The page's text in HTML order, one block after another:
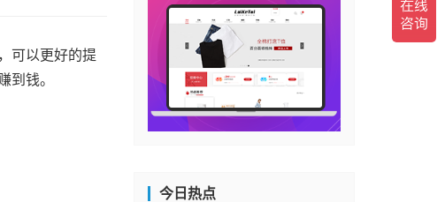
可以更好的提
到钱。
今日热点